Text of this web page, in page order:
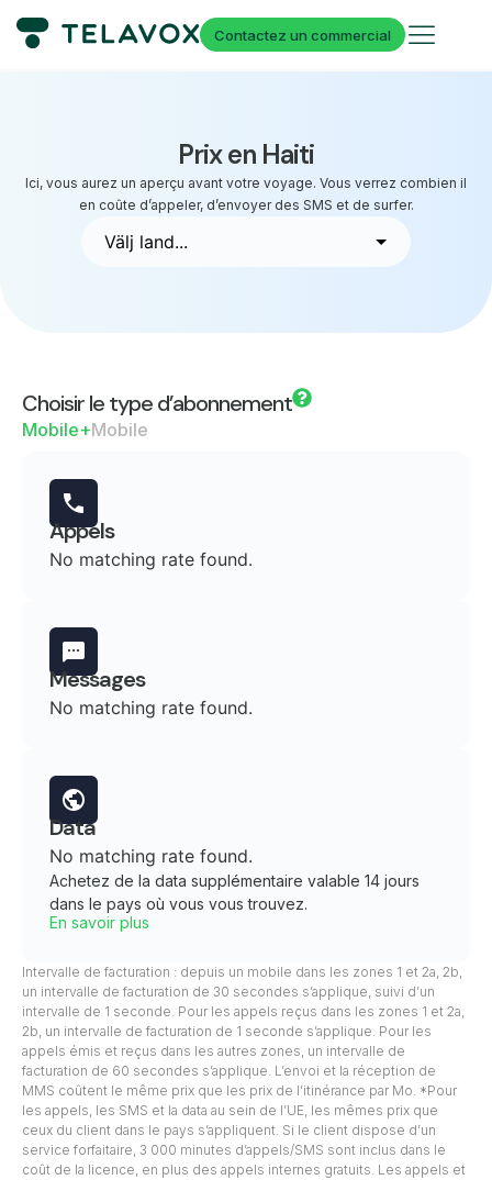
Contactez un commercial
Prix en Haiti
Ici, vous aurez un aperçu avant votre voyage. Vous verrez combien il
en coûte d’appeler, d’envoyer des SMS et de surfer.
Choisir le type d’abonnement
Mobile+Mobile
Appels
No matching rate found.
Messages
No matching rate found.
Data
No matching rate found.
Achetez de la data supplémentaire valable 14 jours
dans le pays où vous vous trouvez.
En savoir plus
Intervalle de facturation : depuis un mobile dans les zones 1 et 2a, 2b,
un intervalle de facturation de 30 secondes s’applique, suivi d’un
intervalle de 1 seconde. Pour les appels reçus dans les zones 1 et 2a,
2b, un intervalle de facturation de 1 seconde s’applique. Pour les
appels émis et reçus dans les autres zones, un intervalle de
facturation de 60 secondes s’applique. L’envoi et la réception de
MMS coûtent le même prix que les prix de l’itinérance par Mo. *Pour
les appels, les SMS et la data au sein de l’UE, les mêmes prix que
ceux du client dans le pays s’appliquent. Si le client dispose d’un
service forfaitaire, 3 000 minutes d’appels/SMS sont inclus dans le
coût de la licence, en plus des appels internes gratuits. Les appels et